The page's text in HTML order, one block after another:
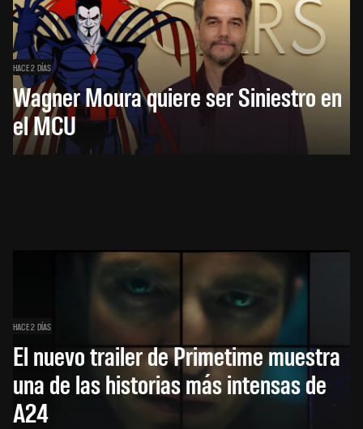
HACE 2 DÍAS
Wagner Moura quiere ser Siniestro en
el MCU
HACE 2 DÍAS
El nuevo trailer de Primetime muestra
una de las historias más intensas de
A24